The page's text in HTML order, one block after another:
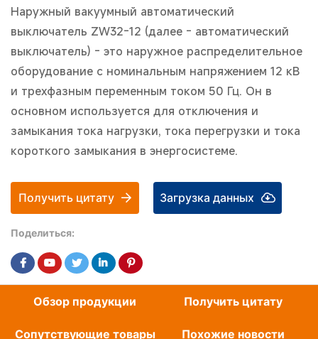
Наружный вакуумный автоматический
выключатель ZW32-12 (далее - автоматический
выключатель) - это наружное распределительное
оборудование с номинальным напряжением 12 кВ
и трехфазным переменным током 50 Гц. Он в
основном используется для отключения и
замыкания тока нагрузки, тока перегрузки и тока
короткого замыкания в энергосистеме.
Получить цитату Загрузка данных
Поделиться:
Обзор продукции Получить цитату
Сопутствующие товары Похожие новости